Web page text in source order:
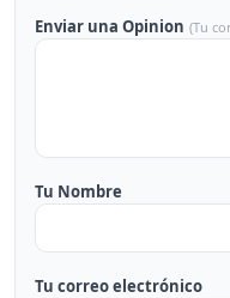
Enviar una Opinion (Tu
Tu Nombre
Tu correo electrónico